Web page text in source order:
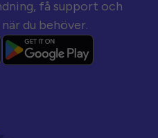
få support och
du behöver.